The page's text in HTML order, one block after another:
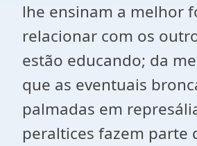
lhe ensinam a melhor
relacionar com os
estão educando; da
que as eventuais
palmadas em
peraltices fazem parte